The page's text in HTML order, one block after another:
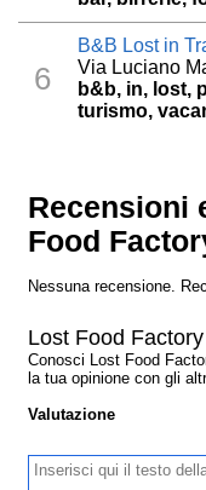
6
B&B Lost in
Via Luciano
b&b, in, lost,
turismo,
Recensioni
Food
Nessuna recensione.
Lost Food
Conosci Lost Food
la tua opinione con gli
Valutazione